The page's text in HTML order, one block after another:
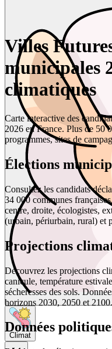
Climat
Villes
municipales
climatiques
Carte interactive des
2026 en France. Plus de 50
programmes, sites de
Élections
Consultez les candidats
34 000 communes
centre, droite, écologistes,
(urbain, périurbain, rural) et
Projections
Découvrez les projections
canicule, température
sécheresses des sols.
horizons 2030, 2050 et 2100.
Données